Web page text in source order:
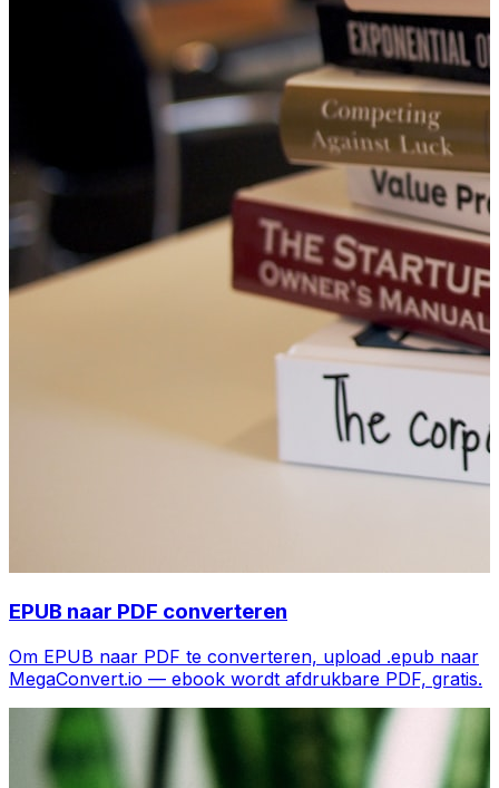
EPUB naar PDF converteren
Om EPUB naar PDF te converteren, upload .epub naar
MegaConvert.io — ebook wordt afdrukbare PDF, gratis.